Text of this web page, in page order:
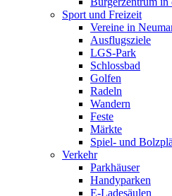
Sport und Freizeit
Vereine in
Ausflugsziele
LGS-Park
Schlossbad
Golfen
Radeln
Wandern
Feste
Märkte
Spiel- und
Verkehr
Parkhäuser
Handyparken
E-Ladesäulen